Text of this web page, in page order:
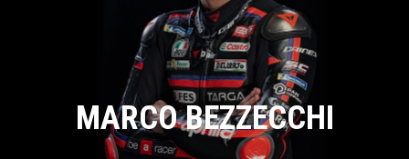
MARCO BEZZECCHI